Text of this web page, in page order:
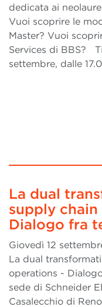
dedicata ai
Vuoi scoprire le
Master? Vuoi
Services di BBS?
settembre, dalle
La dual
supply
Dialogo fra
Giovedì 12
La dual
operations -
sede di Schneider
Casalecchio di